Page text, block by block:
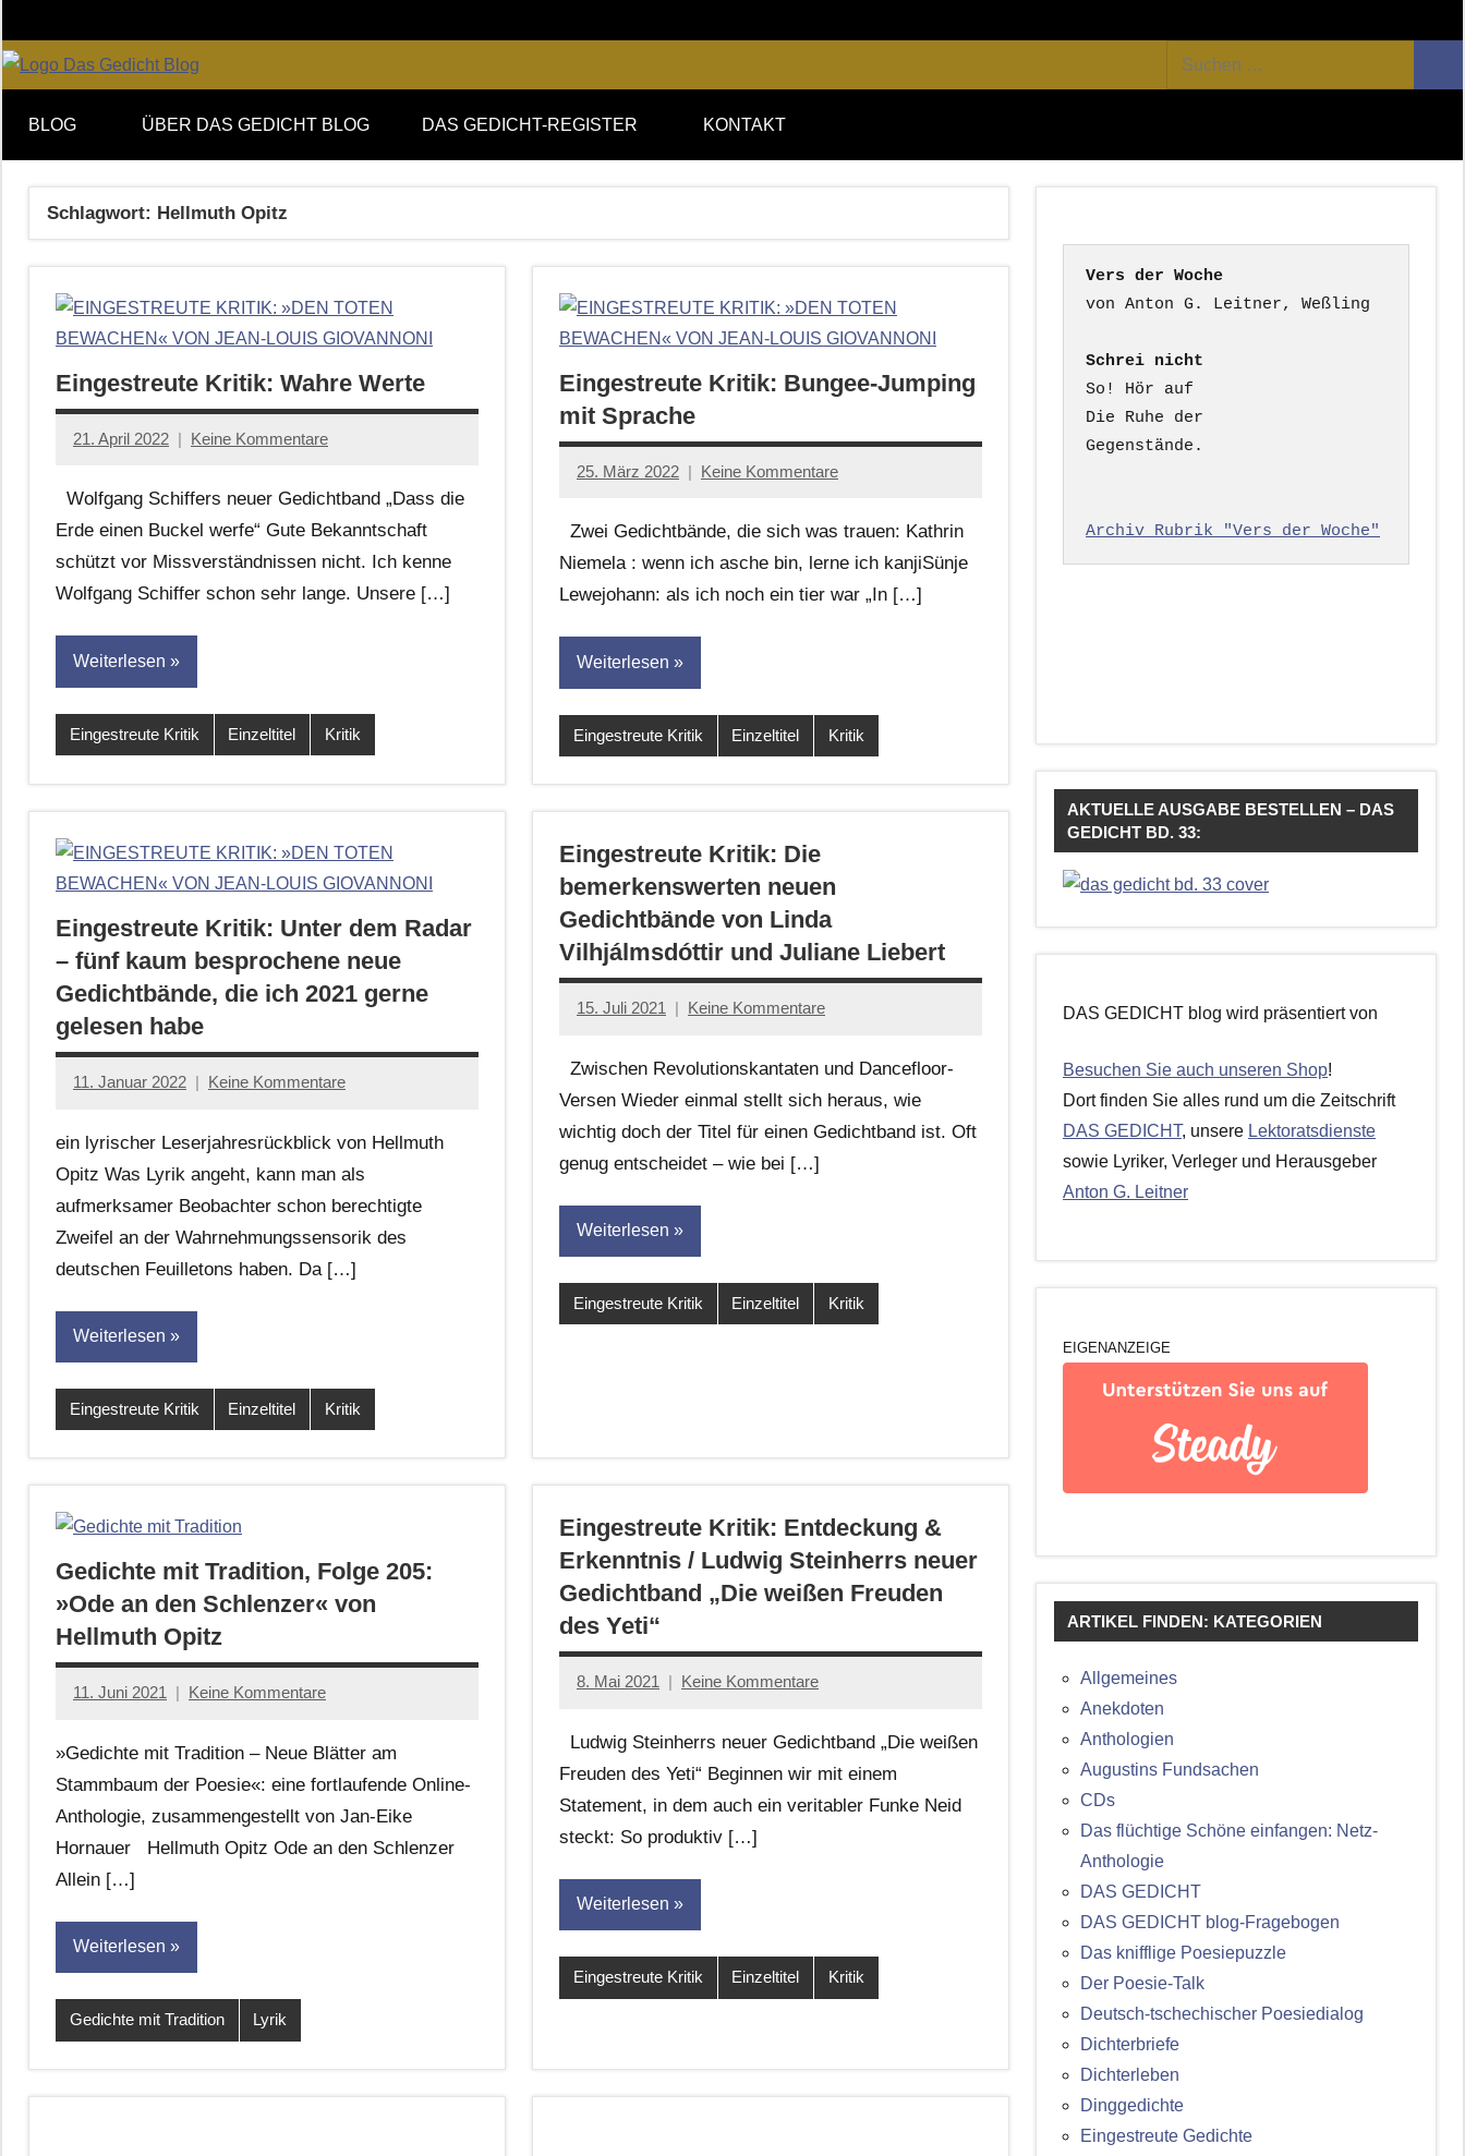
Inhalt
springen
DAS
GEDICHT
blog
von
DAS
GEDICHT.
Zeitschrift
Essay
und
Suchen
nach:
BLOG ÜBER DAS GEDICHT BLOG DAS GEDICHT-REGISTER KONTAKT
Schlagwort: Hellmuth Opitz
Eingestreute Kritik: Wahre Werte
21. April 2022
Anton
Leitner
Keine Kommentare
Wolfgang Schiffers neuer Gedichtband „Dass die
Erde einen Buckel werfe“ Gute Bekanntschaft
schützt vor Missverständnissen nicht. Ich kenne
Wolfgang Schiffer schon sehr lange. Unsere […]
Weiterlesen
Eingestreute Kritik Einzeltitel Kritik
Eingestreute Kritik: Bungee-Jumping
mit Sprache
25. März 2022
Anton
Leitner
Keine Kommentare
Zwei Gedichtbände, die sich was trauen: Kathrin
Niemela : wenn ich asche bin, lerne ich kanjiSünje
Lewejohann: als ich noch ein tier war „In […]
Weiterlesen
Eingestreute Kritik Einzeltitel Kritik
Eingestreute Kritik: Unter dem Radar
– fünf kaum besprochene neue
Gedichtbände, die ich 2021 gerne
gelesen habe
11. Januar 2022
Jan-
Hornauer
für
dasgedichtblog
Keine Kommentare
ein lyrischer Leserjahresrückblick von Hellmuth
Opitz Was Lyrik angeht, kann man als
aufmerksamer Beobachter schon berechtigte
Zweifel an der Wahrnehmungssensorik des
deutschen Feuilletons haben. Da […]
Weiterlesen
Eingestreute Kritik Einzeltitel Kritik
Eingestreute Kritik: Die
bemerkenswerten neuen
Gedichtbände von Linda
Vilhjálmsdóttir und Juliane Liebert
15. Juli 2021
Anton
Leitner
Keine Kommentare
Zwischen Revolutionskantaten und Dancefloor-
Versen Wieder einmal stellt sich heraus, wie
wichtig doch der Titel für einen Gedichtband ist. Oft
genug entscheidet – wie bei […]
Weiterlesen
Eingestreute Kritik Einzeltitel Kritik
Gedichte mit Tradition, Folge 205:
»Ode an den Schlenzer« von
Hellmuth Opitz
11. Juni 2021
Jan-
Hornauer
für
dasgedichtblog
Keine Kommentare
»Gedichte mit Tradition – Neue Blätter am
Stammbaum der Poesie«: eine fortlaufende Online-
Anthologie, zusammengestellt von Jan-Eike
Hornauer Hellmuth Opitz Ode an den Schlenzer
Allein […]
Weiterlesen
Gedichte mit Tradition Lyrik
Eingestreute Kritik: Entdeckung &
Erkenntnis / Ludwig Steinherrs neuer
Gedichtband „Die weißen Freuden
des Yeti“
8. Mai 2021
Anton
Leitner
Keine Kommentare
Ludwig Steinherrs neuer Gedichtband „Die weißen
Freuden des Yeti“ Beginnen wir mit einem
Statement, in dem auch ein veritabler Funke Neid
steckt: So produktiv […]
Weiterlesen
Eingestreute Kritik Einzeltitel Kritik
Vers der Woche
Schrei nicht
So! Hör auf
Die Ruhe der
Gegenstände.
Archiv Rubrik "Vers der Woche"
AKTUELLE AUSGABE BESTELLEN – DAS
GEDICHT BD. 33:
DAS GEDICHT blog wird präsentiert von
Besuchen Sie auch unseren Shop!
Dort finden Sie alles rund um die Zeitschrift
DAS GEDICHT, unsere Lektoratsdienste
sowie Lyriker, Verleger und Herausgeber
Anton G. Leitner
EIGENANZEIGE
ARTIKEL FINDEN: KATEGORIEN
Allgemeines
Anekdoten
Anthologien
Augustins Fundsachen
CDs
Das flüchtige Schöne einfangen: Netz-
Anthologie
DAS GEDICHT
DAS GEDICHT blog-Fragebogen
Das knifflige Poesiepuzzle
Der Poesie-Talk
Deutsch-tschechischer Poesiedialog
Dichterbriefe
Dichterleben
Dinggedichte
Eingestreute Gedichte